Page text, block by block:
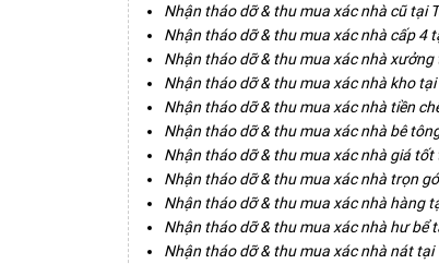
Nhận tháo dỡ & thu mua xác nhà cũ tại
Nhận tháo dỡ & thu mua xác nhà cấp 4
Nhận tháo dỡ & thu mua xác nhà xưởng
Nhận tháo dỡ & thu mua xác nhà kho tại
Nhận tháo dỡ & thu mua xác nhà tiền
Nhận tháo dỡ & thu mua xác nhà bê
Nhận tháo dỡ & thu mua xác nhà giá tốt
Nhận tháo dỡ & thu mua xác nhà trọn
Nhận tháo dỡ & thu mua xác nhà hàng
Nhận tháo dỡ & thu mua xác nhà hư bể
Nhận tháo dỡ & thu mua xác nhà nát tại